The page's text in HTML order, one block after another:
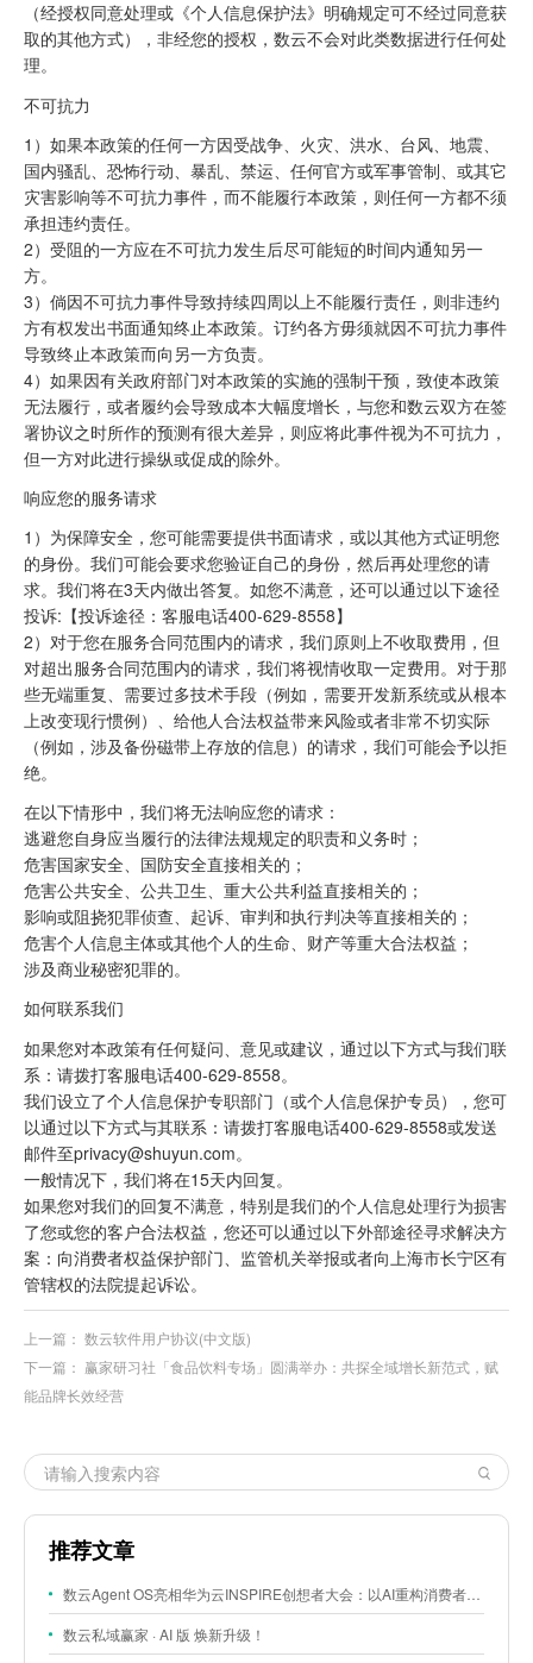
（经授权同意处理或《个人信息保护法》明确规定可不经过同意获
取的其他方式），非经您的授权，数云不会对此类数据进行任何处
理。
不可抗力
1）如果本政策的任何一方因受战争、火灾、洪水、台风、地震、
国内骚乱、恐怖行动、暴乱、禁运、任何官方或军事管制、或其它
灾害影响等不可抗力事件，而不能履行本政策，则任何一方都不须
承担违约责任。
2）受阻的一方应在不可抗力发生后尽可能短的时间内通知另一
方。
3）倘因不可抗力事件导致持续四周以上不能履行责任，则非违约
方有权发出书面通知终止本政策。订约各方毋须就因不可抗力事件
导致终止本政策而向另一方负责。
4）如果因有关政府部门对本政策的实施的强制干预，致使本政策
无法履行，或者履约会导致成本大幅度增长，与您和数云双方在签
署协议之时所作的预测有很大差异，则应将此事件视为不可抗力，
但一方对此进行操纵或促成的除外。
响应您的服务请求
1）为保障安全，您可能需要提供书面请求，或以其他方式证明您
的身份。我们可能会要求您验证自己的身份，然后再处理您的请
求。我们将在3天内做出答复。如您不满意，还可以通过以下途径
投诉:【投诉途径：客服电话400-629-8558】
2）对于您在服务合同范围内的请求，我们原则上不收取费用，但
对超出服务合同范围内的请求，我们将视情收取一定费用。对于那
些无端重复、需要过多技术手段（例如，需要开发新系统或从根本
上改变现行惯例）、给他人合法权益带来风险或者非常不切实际
（例如，涉及备份磁带上存放的信息）的请求，我们可能会予以拒
绝。
在以下情形中，我们将无法响应您的请求：
逃避您自身应当履行的法律法规规定的职责和义务时；
危害国家安全、国防安全直接相关的；
危害公共安全、公共卫生、重大公共利益直接相关的；
影响或阻挠犯罪侦查、起诉、审判和执行判决等直接相关的；
危害个人信息主体或其他个人的生命、财产等重大合法权益；
涉及商业秘密犯罪的。
如何联系我们
如果您对本政策有任何疑问、意见或建议，通过以下方式与我们联
系：请拨打客服电话400-629-8558。
我们设立了个人信息保护专职部门（或个人信息保护专员），您可
以通过以下方式与其联系：请拨打客服电话400-629-8558或发送
邮件至privacy@shuyun.com。
一般情况下，我们将在15天内回复。
如果您对我们的回复不满意，特别是我们的个人信息处理行为损害
了您或您的客户合法权益，您还可以通过以下外部途径寻求解决方
案：向消费者权益保护部门、监管机关举报或者向上海市长宁区有
管辖权的法院提起诉讼。
上一篇： 数云软件用户协议(中文版)
下一篇： 赢家研习社「食品饮料专场」圆满举办：共探全域增长新范式，赋
能品牌长效经营
推荐文章
数云Agent OS亮相华为云INSPIRE创想者大会：以AI重构消费者运营与零售营销新范式
数云私域赢家 · AI 版 焕新升级！